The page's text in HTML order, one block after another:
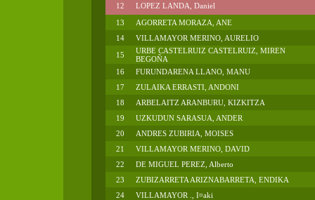
12
LOPEZ LANDA, Daniel
13
AGORRETA MORAZA, ANE
14
VILLAMAYOR MERINO, AURELIO
15
URBE CASTELRUIZ CASTELRUIZ, MIREN
BEGOÑA
16
FURUNDARENA LLANO, MANU
17
ZULAIKA ERRASTI, ANDONI
18
ARBELAITZ ARANBURU, KIZKITZA
19
UZKUDUN SARASUA, ANDER
20
ANDRES ZUBIRIA, MOISES
21
VILLAMAYOR MERINO, DAVID
22
DE MIGUEL PEREZ, Alberto
23
ZUBIZARRETA ARIZNABARRETA, ENDIKA
24
VILLAMAYOR ., I¤aki